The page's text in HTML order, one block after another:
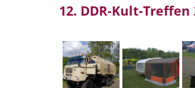
12. DDR-Kult-Treffen